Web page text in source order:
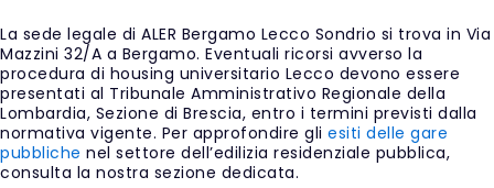
La sede legale di ALER Bergamo Lecco Sondrio si trova in Via
Mazzini 32/A a Bergamo. Eventuali ricorsi avverso la
procedura di housing universitario Lecco devono essere
presentati al Tribunale Amministrativo Regionale della
Lombardia, Sezione di Brescia, entro i termini previsti dalla
normativa vigente. Per approfondire gli esiti delle gare
pubbliche nel settore dell’edilizia residenziale pubblica,
consulta la nostra sezione dedicata.